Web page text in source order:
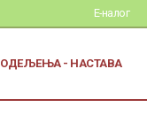
Е-налог
ОДЕЉЕЊА - НАСТАВА